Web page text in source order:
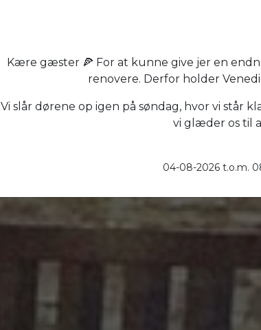
TAKEAWAY
Bestil nu
Kære gæster 🍕 For at kunne give jer en
renovere. Derfor holder
Vi slår dørene op igen på søndag, hvor vi står
vi glæder os til
04-08-2026 t.o.m.